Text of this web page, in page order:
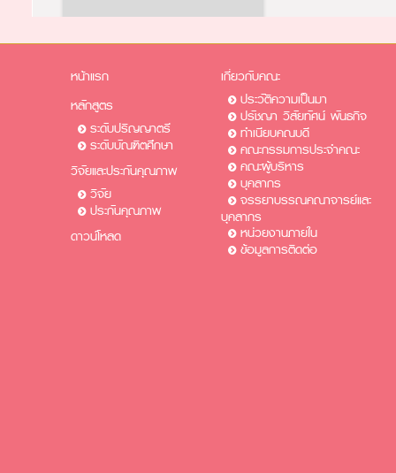
หน้าแรก
หลักสูตร
ระดับปริญญาตรี
ระดับบัณฑิตศึกษา
วิจัยและประกันคุณภาพ
วิจัย
ประกันคุณภาพ
ดาวน์โหลด
เกี่ยวกับคณะ
ประวัติความเป็นมา
ปรัชญา วิสัยทัศน์ พันธกิจ
ทำเนียบคณบดี
คณะกรรมการประจำคณะ
คณะผู้บริหาร
บุคลากร
จรรยาบรรณคณาจารย์และ
บุคลากร
หน่วยงานภายใน
ข้อมูลการติดต่อ